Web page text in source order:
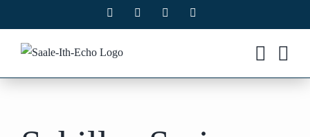
Inhalt
springen
Facebook Instagram